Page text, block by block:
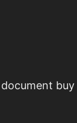
buy